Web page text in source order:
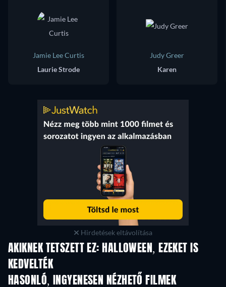
Jamie Lee Curtis
Laurie Strode
Judy Greer
Karen
Hirdetések eltávolítása
AKIKNEK TETSZETT EZ: HALLOWEEN, EZEKET IS
KEDVELTÉK
HASONLÓ, INGYENESEN NÉZHETŐ FILMEK